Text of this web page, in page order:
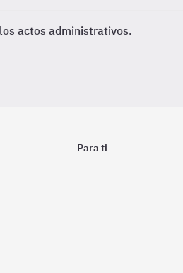
actos administrativos.
Para ti